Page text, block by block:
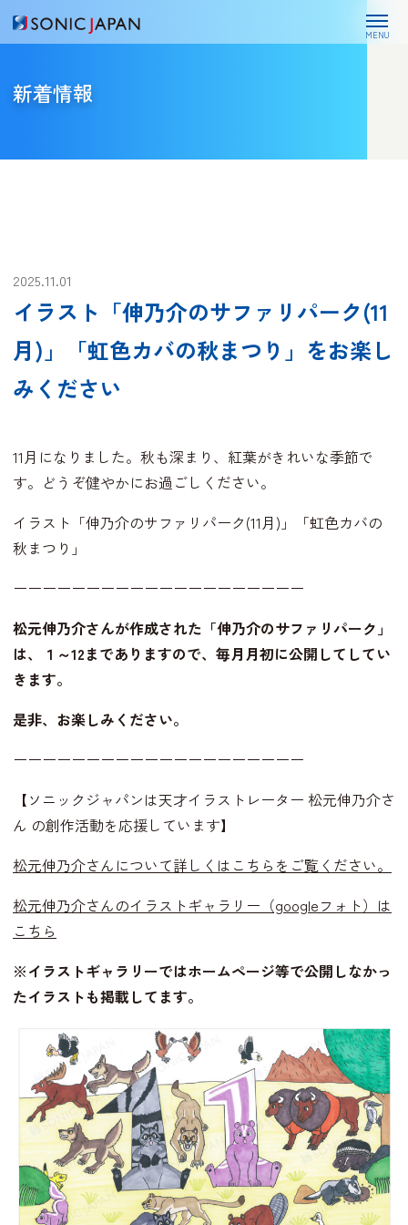
MENU
新着情報
2025.11.01
イラスト「伸乃介のサファリパーク(11
月)」「虹色カバの秋まつり」をお楽し
みください
11月になりました。秋も深まり、紅葉がきれいな季節で
す。どうぞ健やかにお過ごしください。
イラスト「伸乃介のサファリパーク(11月)」「虹色カバの
秋まつり」
ーーーーーーーーーーーーーーーーーーーー
松元伸乃介さんが作成された「伸乃介のサファリパーク」
は、
１～12までありますので、毎月月初に公開してしてい
きます。
是非、お楽しみください。
ーーーーーーーーーーーーーーーーーーーー
【ソニックジャパンは天才イラストレーター 松元伸乃介さ
ん の創作活動を応援しています】
松元伸乃介さんについて詳しくはこちらをご覧ください。
松元伸乃介さんのイラストギャラリー（googleフォト）は
こちら
※イラストギャラリーではホームページ等で公開しなかっ
たイラストも掲載してます。